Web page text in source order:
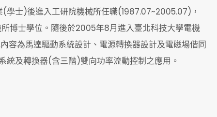
學士)後進入工研院機械所任職(1987.07~2005.07)，
博士學位。隨後於2005年8月進入臺北科技大學電機
容為馬達驅動系統設計、電源轉換器設計及電磁場偕同
及轉換器(含三階)雙向功率流動控制之應用。